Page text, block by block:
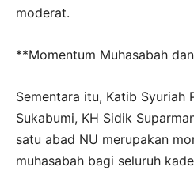
moderat.
**Momentum Muhasabah
Sementara itu, Katib Syuriah
Sukabumi, KH Sidik
satu abad NU merupakan
muhasabah bagi seluruh